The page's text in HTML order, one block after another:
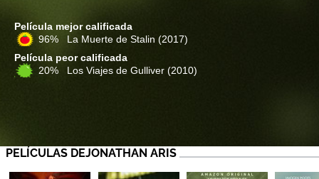
Película mejor calificada
96% La Muerte de Stalin (2017)
Película peor calificada
20% Los Viajes de Gulliver (2010)
PELÍCULAS DEJONATHAN ARIS